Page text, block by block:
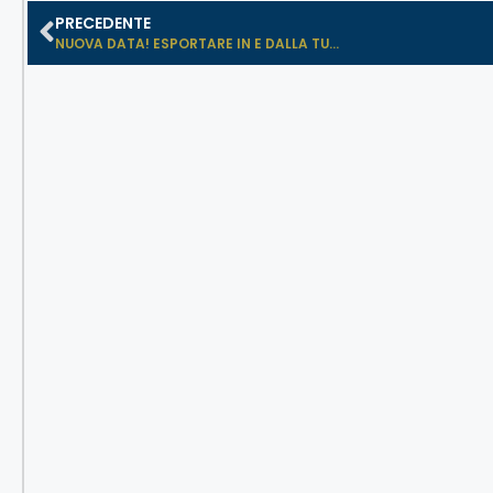
PRECEDENTE
NUOVA DATA! ESPORTARE IN E DALLA TU...